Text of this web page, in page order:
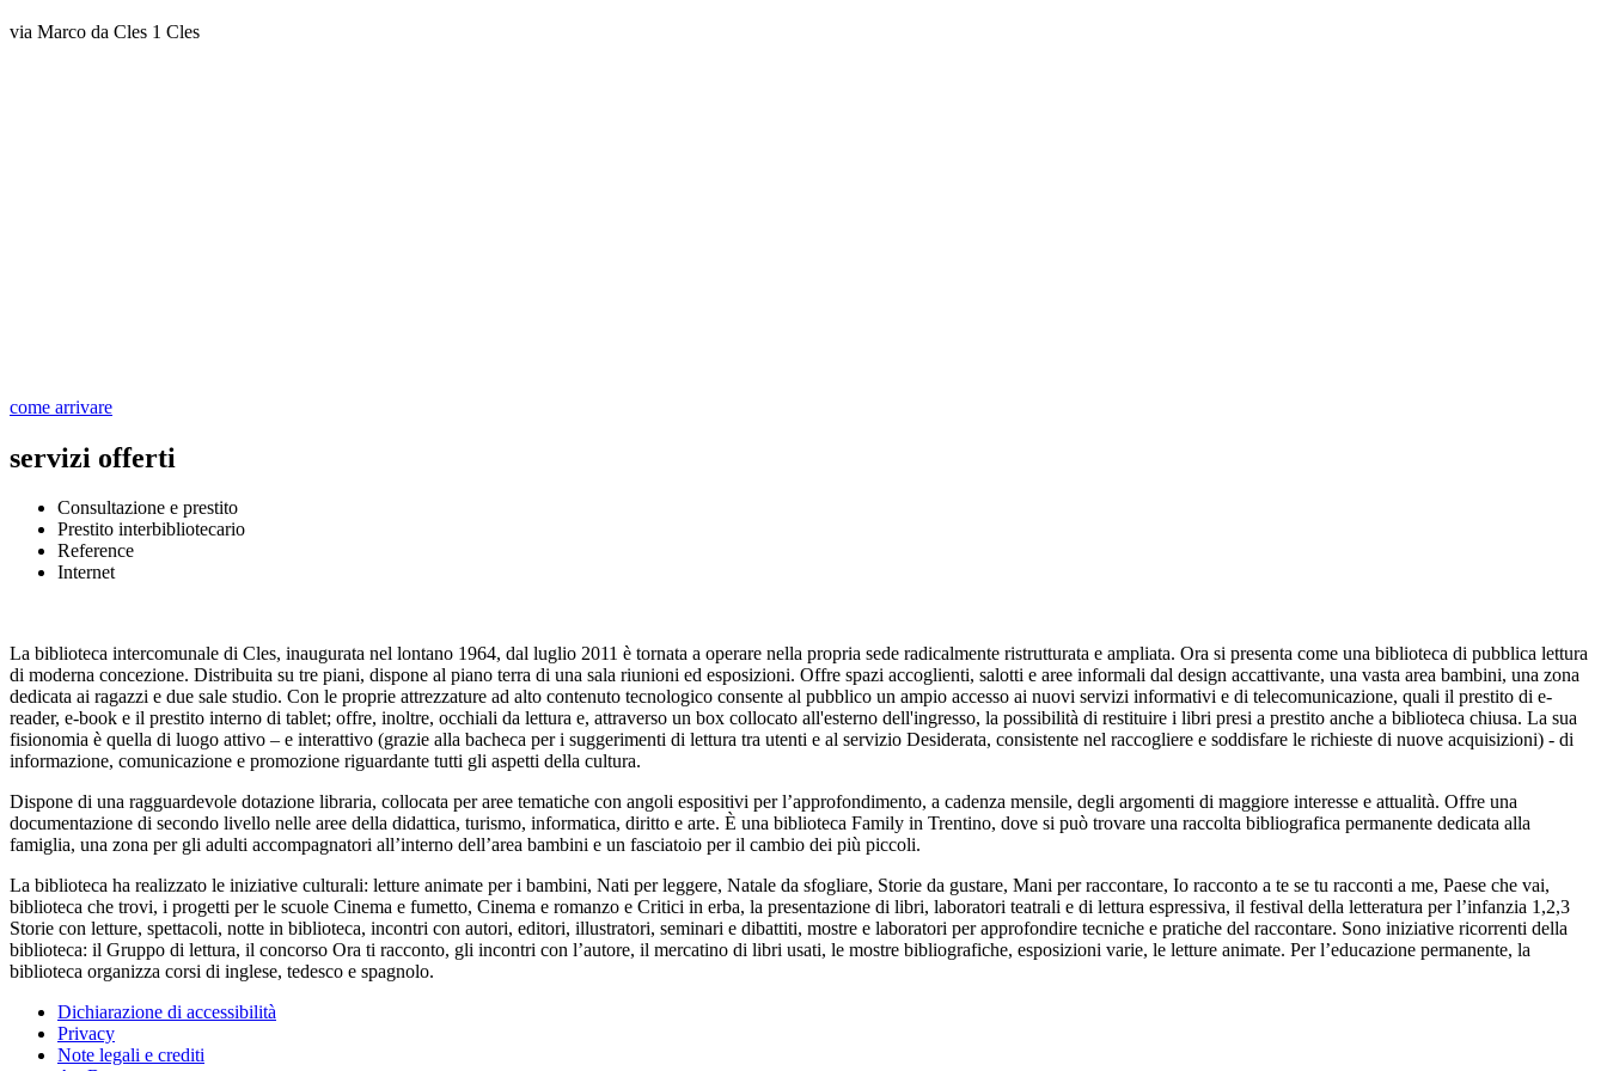
via Marco da Cles 1 Cles
come arrivare
servizi offerti
Consultazione e prestito
Prestito interbibliotecario
Reference
Internet
La biblioteca intercomunale di Cles, inaugurata nel lontano 1964, dal luglio 2011 è tornata a operare nella propria sede radicalmente ristrutturata e ampliata. Ora si presenta come una biblioteca di pubblica lettura
di moderna concezione. Distribuita su tre piani, dispone al piano terra di una sala riunioni ed esposizioni. Offre spazi accoglienti, salotti e aree informali dal design accattivante, una vasta area bambini, una zona
dedicata ai ragazzi e due sale studio. Con le proprie attrezzature ad alto contenuto tecnologico consente al pubblico un ampio accesso ai nuovi servizi informativi e di telecomunicazione, quali il prestito di e-
reader, e-book e il prestito interno di tablet; offre, inoltre, occhiali da lettura e, attraverso un box collocato all'esterno dell'ingresso, la possibilità di restituire i libri presi a prestito anche a biblioteca chiusa. La sua
fisionomia è quella di luogo attivo – e interattivo (grazie alla bacheca per i suggerimenti di lettura tra utenti e al servizio Desiderata, consistente nel raccogliere e soddisfare le richieste di nuove acquisizioni) - di
informazione, comunicazione e promozione riguardante tutti gli aspetti della cultura.
Dispone di una ragguardevole dotazione libraria, collocata per aree tematiche con angoli espositivi per l’approfondimento, a cadenza mensile, degli argomenti di maggiore interesse e attualità. Offre una
documentazione di secondo livello nelle aree della didattica, turismo, informatica, diritto e arte. È una biblioteca Family in Trentino, dove si può trovare una raccolta bibliografica permanente dedicata alla
famiglia, una zona per gli adulti accompagnatori all’interno dell’area bambini e un fasciatoio per il cambio dei più piccoli.
La biblioteca ha realizzato le iniziative culturali: letture animate per i bambini, Nati per leggere, Natale da sfogliare, Storie da gustare, Mani per raccontare, Io racconto a te se tu racconti a me, Paese che vai,
biblioteca che trovi, i progetti per le scuole Cinema e fumetto, Cinema e romanzo e Critici in erba, la presentazione di libri, laboratori teatrali e di lettura espressiva, il festival della letteratura per l’infanzia 1,2,3
Storie con letture, spettacoli, notte in biblioteca, incontri con autori, editori, illustratori, seminari e dibattiti, mostre e laboratori per approfondire tecniche e pratiche del raccontare. Sono iniziative ricorrenti della
biblioteca: il Gruppo di lettura, il concorso Ora ti racconto, gli incontri con l’autore, il mercatino di libri usati, le mostre bibliografiche, esposizioni varie, le letture animate. Per l’educazione permanente, la
biblioteca organizza corsi di inglese, tedesco e spagnolo.
Dichiarazione di accessibilità
Privacy
Note legali e crediti